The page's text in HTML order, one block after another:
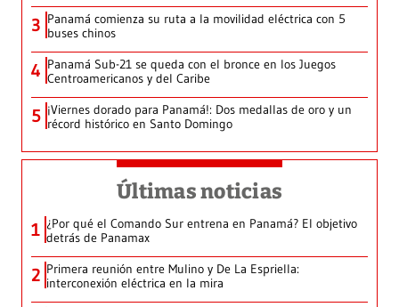
3 Panamá comienza su ruta a la movilidad eléctrica con 5
buses chinos
4 Panamá Sub-21 se queda con el bronce en los Juegos
Centroamericanos y del Caribe
5 ¡Viernes dorado para Panamá!: Dos medallas de oro y un
récord histórico en Santo Domingo
Últimas noticias
1 ¿Por qué el Comando Sur entrena en Panamá? El objetivo
detrás de Panamax
2 Primera reunión entre Mulino y De La Espriella:
interconexión eléctrica en la mira